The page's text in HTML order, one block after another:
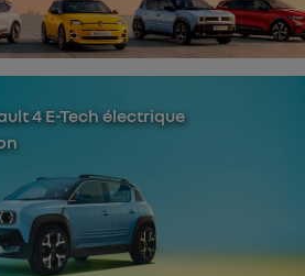
4 E-Tech électrique